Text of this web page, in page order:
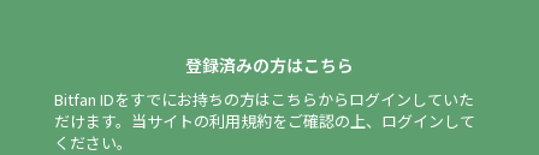
登録済みの方はこちら
Bitfan IDをすでにお持ちの方はこちらからログインしていた
だけます。 当サイトの利用規約をご確認の上、ログインして
ください。